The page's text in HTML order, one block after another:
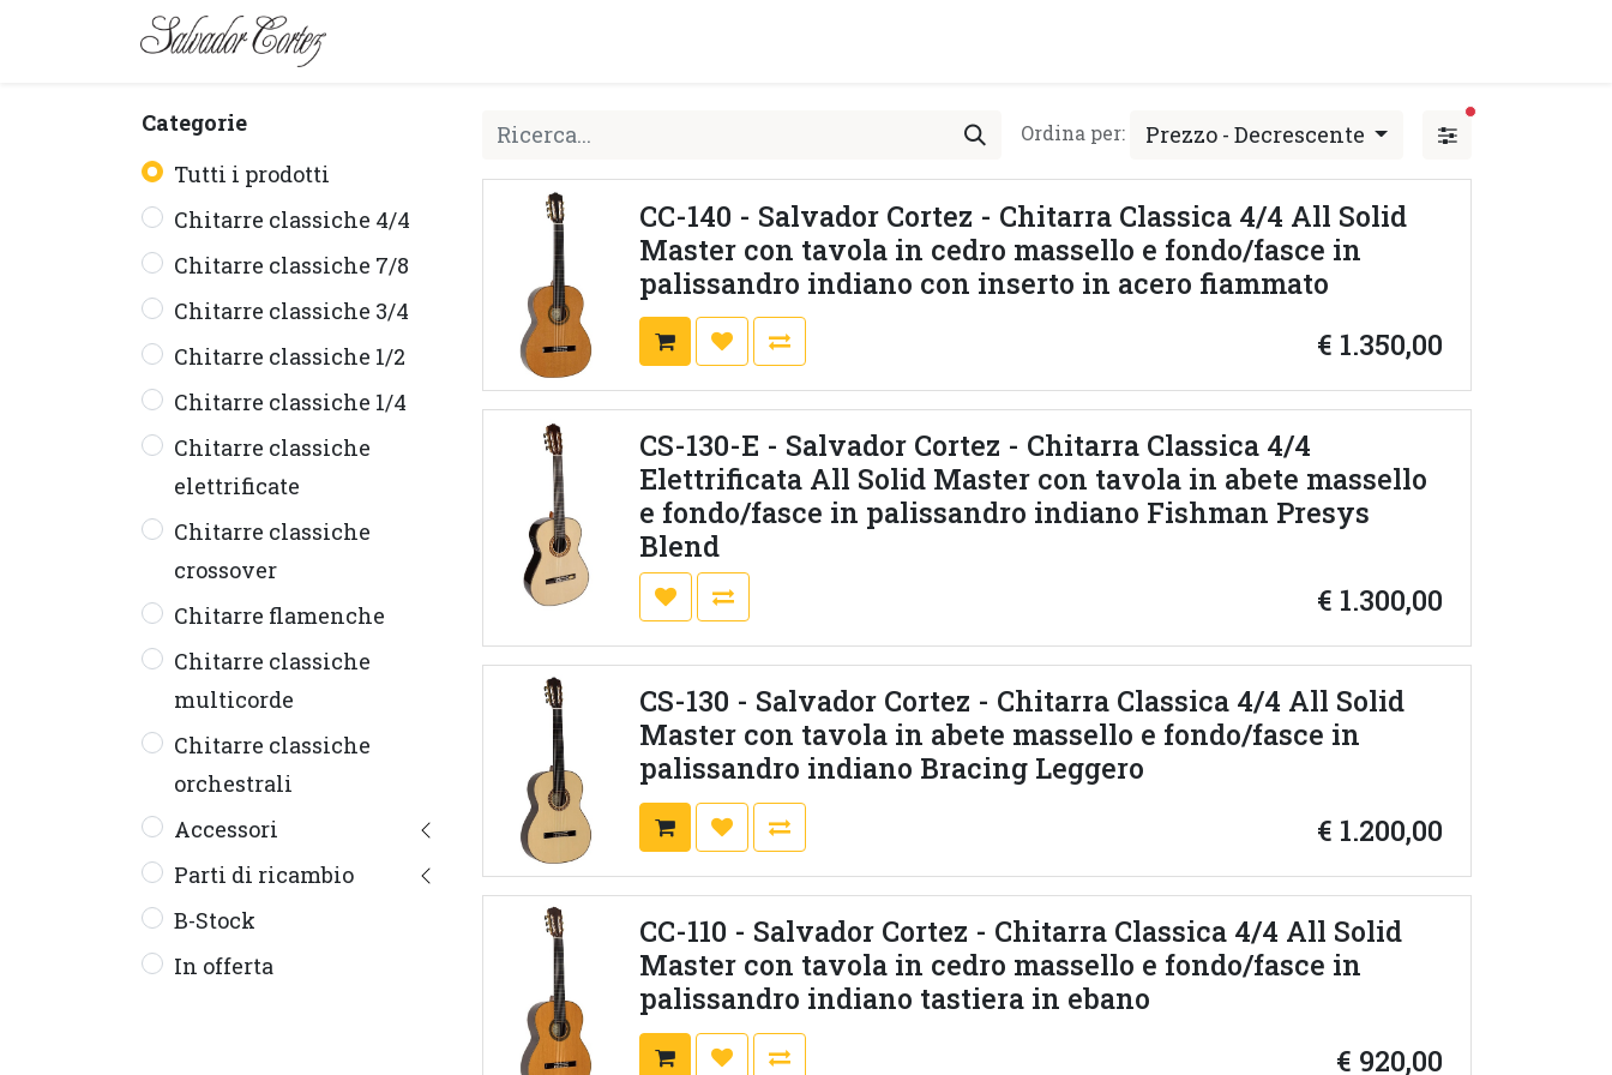
Categorie
Tutti i prodotti
Chitarre classiche 4/4
Chitarre classiche 7/8
Chitarre classiche 3/4
Chitarre classiche 1/2
Chitarre classiche 1/4
Chitarre classiche
elettrificate
Chitarre classiche
crossover
Chitarre flamenche
Chitarre classiche
multicorde
Chitarre classiche
orchestrali
Accessori
Parti di ricambio
B-Stock
In offerta
Ordina per: Prezzo - Decrescente
filtri attivi
CC-140 - Salvador Cortez - Chitarra Classica 4/4 All Solid
Master con tavola in cedro massello e fondo/fasce in
palissandro indiano con inserto in acero fiammato
€ 1.350,00
CS-130-E - Salvador Cortez - Chitarra Classica 4/4
Elettrificata All Solid Master con tavola in abete massello
e fondo/fasce in palissandro indiano Fishman Presys
Blend
€ 1.300,00
CS-130 - Salvador Cortez - Chitarra Classica 4/4 All Solid
Master con tavola in abete massello e fondo/fasce in
palissandro indiano Bracing Leggero
€ 1.200,00
CC-110 - Salvador Cortez - Chitarra Classica 4/4 All Solid
Master con tavola in cedro massello e fondo/fasce in
palissandro indiano tastiera in ebano
€ 920,00